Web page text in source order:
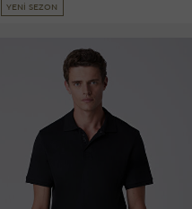
YENİ SEZON